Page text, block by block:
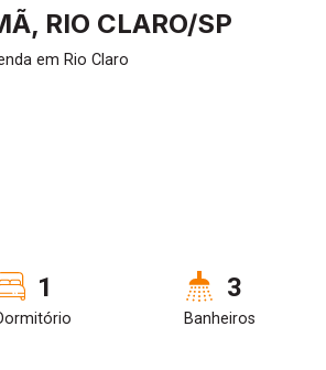
RIO CLARO/SP
em Rio Claro
1 3
Banheiros